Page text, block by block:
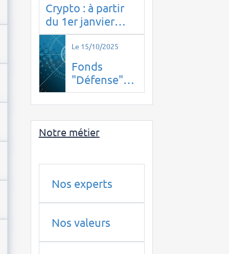
Crypto : à partir
du 1er janvier
2026, la
confidentialité
disparaît.
Le 15/10/2025
Fonds
"Défense"
de BPI
France : un
piège pour
les
Notre métier
Nos experts
Nos valeurs